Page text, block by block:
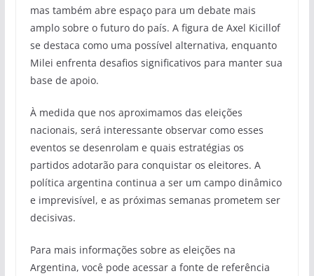
mas também abre espaço para um debate mais
amplo sobre o futuro do país. A figura de Axel Kicillof
se destaca como uma possível alternativa, enquanto
Milei enfrenta desafios significativos para manter sua
base de apoio.
À medida que nos aproximamos das eleições
nacionais, será interessante observar como esses
eventos se desenrolam e quais estratégias os
partidos adotarão para conquistar os eleitores. A
política argentina continua a ser um campo dinâmico
e imprevisível, e as próximas semanas prometem ser
decisivas.
Para mais informações sobre as eleições na
Argentina, você pode acessar a fonte de referência